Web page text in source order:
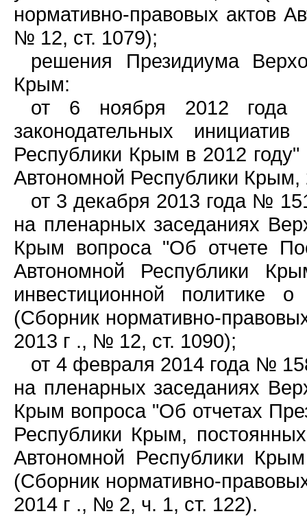
нормативно-правовых актов
№ 12, ст. 1079);
решения Президиума
Крым:
от 6 ноября 2012
законодательных
Республики Крым в 2012
Автономной Республики
от 3 декабря 2013 года №
на пленарных заседаниях
Крым вопроса "Об отчете
Автономной Республики
инвестиционной политике
(Сборник нормативно-
2013 г ., № 12, ст. 1090);
от 4 февраля 2014 года №
на пленарных заседаниях
Крым вопроса "Об отчетах
Республики Крым,
Автономной Республики
(Сборник нормативно-
2014 г ., № 2, ч. 1, ст. 122).